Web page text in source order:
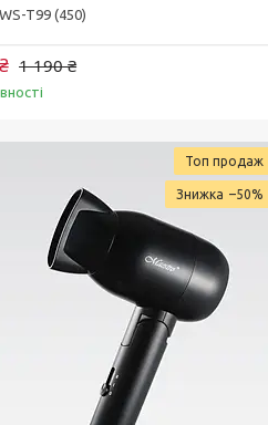
WS-T99 (450)
1 190 ₴
Топ продаж
–50%